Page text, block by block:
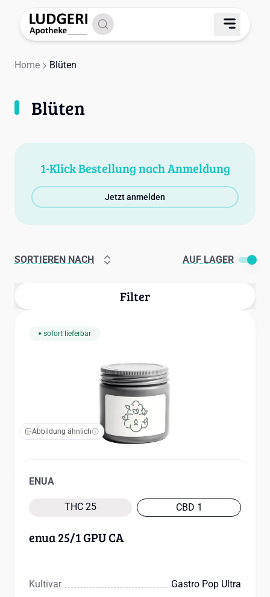
Home Blüten
Blüten
1-Klick Bestellung nach Anmeldung
Jetzt anmelden
SORTIEREN NACH AUF LAGER
Filter
sofort lieferbar
Abbildung ähnlich
ENUA
THC 25 CBD 1
enua 25/1 GPU CA
Kultivar
Gastro Pop Ultra